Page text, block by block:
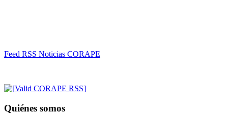
Feed RSS Noticias CORAPE
Quiénes somos